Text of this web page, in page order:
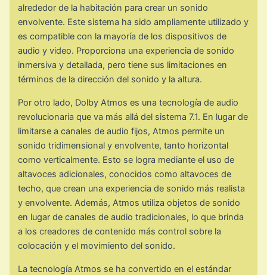
alrededor de la habitación para crear un sonido
envolvente. Este sistema ha sido ampliamente utilizado y
es compatible con la mayoría de los dispositivos de
audio y video. Proporciona una experiencia de sonido
inmersiva y detallada, pero tiene sus limitaciones en
términos de la dirección del sonido y la altura.
Por otro lado, Dolby Atmos es una tecnología de audio
revolucionaria que va más allá del sistema 7.1. En lugar de
limitarse a canales de audio fijos, Atmos permite un
sonido tridimensional y envolvente, tanto horizontal
como verticalmente. Esto se logra mediante el uso de
altavoces adicionales, conocidos como altavoces de
techo, que crean una experiencia de sonido más realista
y envolvente. Además, Atmos utiliza objetos de sonido
en lugar de canales de audio tradicionales, lo que brinda
a los creadores de contenido más control sobre la
colocación y el movimiento del sonido.
La tecnología Atmos se ha convertido en el estándar